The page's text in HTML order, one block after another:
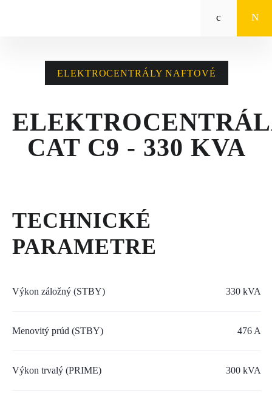
STROJE PRE
MALÁ MECHANIZÁCIA
POŽIČOVŇA
POUŽITÉ STROJE
MÔJSTROJ.SK
AKCIOVÉ PONUKY
ELEKTROCENTRÁLY NAFTOVÉ
CAT C9 - 330 KVA
TECHNICKÉ
PARAMETRE
Výkon záložný (STBY) 330 kVA
Menovitý prúd (STBY) 476 A
Výkon trvalý (PRIME) 300 kVA